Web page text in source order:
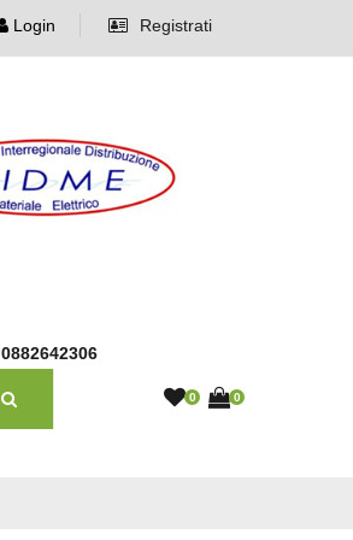
Login Registrati
0882642306
0 0